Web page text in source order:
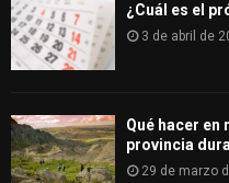
¿Cuál es el
3 de abril de
Qué hacer en
provincia
29 de marzo